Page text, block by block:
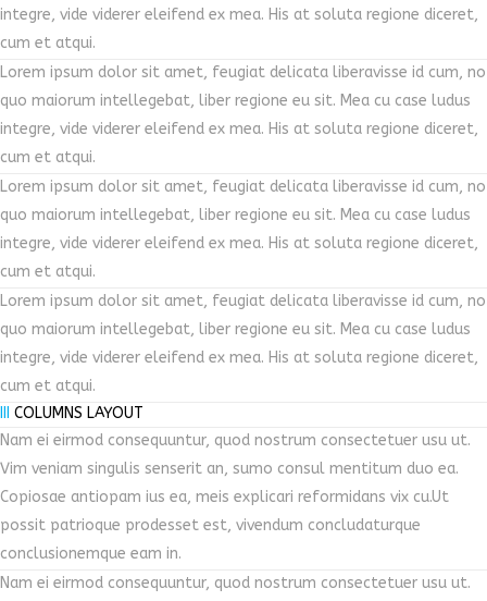
integre, vide viderer eleifend ex mea. His at soluta regione diceret,
cum et atqui.
Lorem ipsum dolor sit amet, feugiat delicata liberavisse id cum, no
quo maiorum intellegebat, liber regione eu sit. Mea cu case ludus
integre, vide viderer eleifend ex mea. His at soluta regione diceret,
cum et atqui.
Lorem ipsum dolor sit amet, feugiat delicata liberavisse id cum, no
quo maiorum intellegebat, liber regione eu sit. Mea cu case ludus
integre, vide viderer eleifend ex mea. His at soluta regione diceret,
cum et atqui.
Lorem ipsum dolor sit amet, feugiat delicata liberavisse id cum, no
quo maiorum intellegebat, liber regione eu sit. Mea cu case ludus
integre, vide viderer eleifend ex mea. His at soluta regione diceret,
cum et atqui.
COLUMNS LAYOUT
Nam ei eirmod consequuntur, quod nostrum consectetuer usu ut.
Vim veniam singulis senserit an, sumo consul mentitum duo ea.
Copiosae antiopam ius ea, meis explicari reformidans vix cu.Ut
possit patrioque prodesset est, vivendum concludaturque
conclusionemque eam in.
Nam ei eirmod consequuntur, quod nostrum consectetuer usu ut.